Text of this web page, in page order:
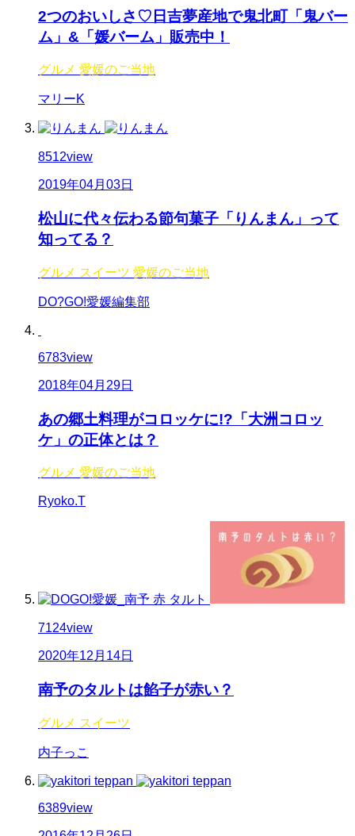
2つのおいしさ♡日吉夢産地で鬼北町「鬼バー
ム」&「媛バーム」販売中！
グルメ 愛媛のご当地
マリーK
8512view
2019年04月03日
松山に代々伝わる節句菓子「りんまん」って
知ってる？
グルメ スイーツ 愛媛のご当地
DO?GO!愛媛編集部
6783view
2018年04月29日
あの郷土料理がコロッケに!?「大洲コロッ
ケ」の正体とは？
グルメ 愛媛のご当地
Ryoko.T
7124view
2020年12月14日
南予のタルトは餡子が赤い？
グルメ スイーツ
内子っこ
6389view